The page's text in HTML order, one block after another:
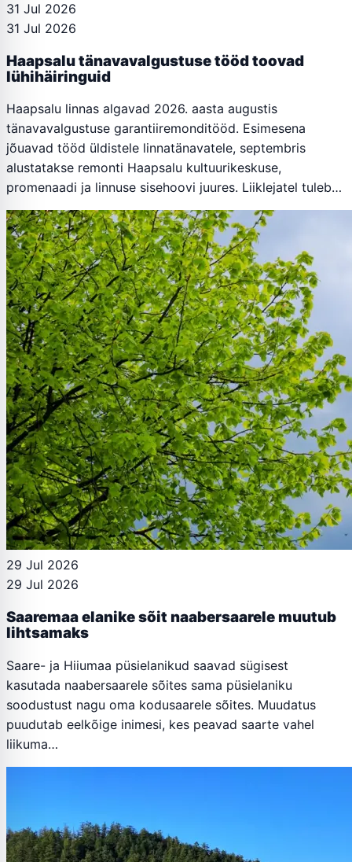
31 Jul 2026
31 Jul 2026
Haapsalu tänavavalgustuse tööd toovad
lühihäiringuid
Haapsalu linnas algavad 2026. aasta augustis
tänavavalgustuse garantiiremonditööd. Esimesena
jõuavad tööd üldistele linnatänavatele, septembris
alustatakse remonti Haapsalu kultuurikeskuse,
promenaadi ja linnuse sisehoovi juures. Liiklejatel tuleb…
29 Jul 2026
29 Jul 2026
Saaremaa elanike sõit naabersaarele muutub
lihtsamaks
Saare- ja Hiiumaa püsielanikud saavad sügisest
kasutada naabersaarele sõites sama püsielaniku
soodustust nagu oma kodusaarele sõites. Muudatus
puudutab eelkõige inimesi, kes peavad saarte vahel
liikuma…